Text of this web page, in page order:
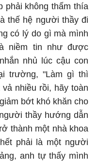
phải không thấm thía
thế hệ người thầy đi
có lý do gì mà mình
niềm tin như được
nhủ lúc cậu con
trường, "Làm gì thì
nhiều rồi, hãy toàn
bớt khó khăn cho
thầy hướng dẫn
thành một nhà khoa
phải là một người
anh tự thấy mình